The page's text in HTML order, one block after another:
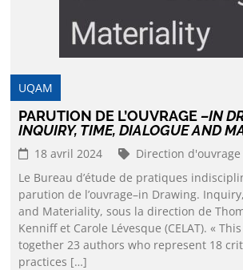
UQAM
PARUTION DE L’OUVRAGE–IN
INQUIRY, TIME, DIALOGUE AND
18 avril 2024
Direction
Le Bureau d’étude de pratiques
parution de l’ouvrage–in Drawing.
and Materiality, sous la direction de
Kenniff et Carole Lévesque (CELAT). «
together 23 authors who represent 18
practices […]